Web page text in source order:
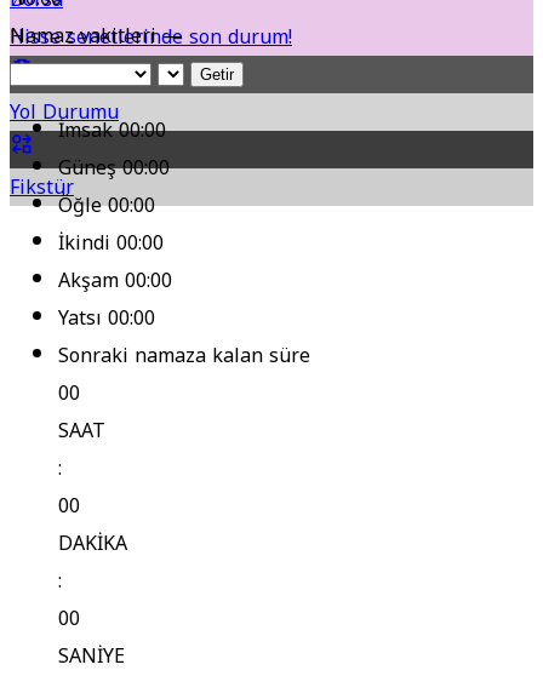
Hisse senetlerinde son durum!
Yol Durumu
Fikstür
Namaz vakitleri —
Getir
İmsak00:00
Güneş00:00
Öğle00:00
İkindi00:00
Akşam00:00
Yatsı00:00
Sonraki namaza kalan süre
00
SAAT
:
00
DAKİKA
:
00
SANİYE